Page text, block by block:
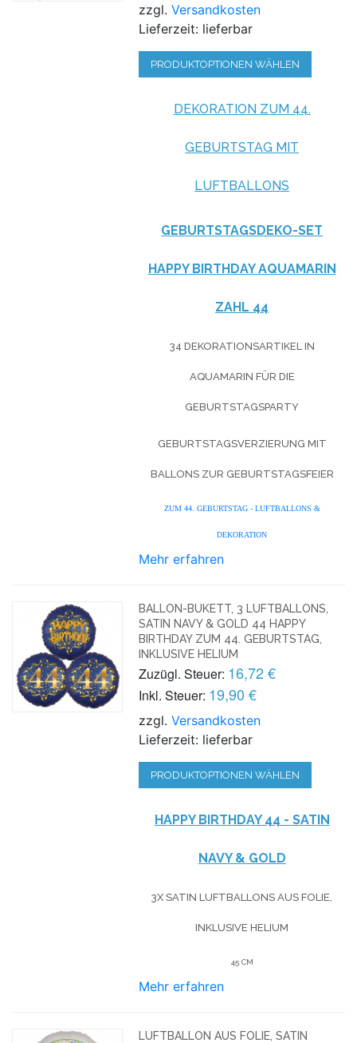
zzgl.Versandkosten
Lieferzeit: lieferbar
PRODUKTOPTIONEN WÄHLEN
DEKORATION ZUM 44.
GEBURTSTAG MIT
LUFTBALLONS
GEBURTSTAGSDEKO-SET
HAPPY BIRTHDAY AQUAMARIN
ZAHL 44
34 DEKORATIONSARTIKEL IN
AQUAMARIN FÜR DIE
GEBURTSTAGSPARTY
GEBURTSTAGSVERZIERUNG MIT
BALLONS ZUR GEBURTSTAGSFEIER
ZUM 44. GEBURTSTAG - LUFTBALLONS &
DEKORATION
Mehr erfahren
BALLON-BUKETT, 3 LUFTBALLONS,
SATIN NAVY & GOLD 44 HAPPY
BIRTHDAY ZUM 44. GEBURTSTAG,
INKLUSIVE HELIUM
Zuzügl. Steuer: 16,72 €
Inkl. Steuer: 19,90 €
zzgl.Versandkosten
Lieferzeit: lieferbar
PRODUKTOPTIONEN WÄHLEN
HAPPY BIRTHDAY 44 - SATIN
NAVY & GOLD
3X SATIN LUFTBALLONS AUS FOLIE,
INKLUSIVE HELIUM
45 CM
Mehr erfahren
LUFTBALLON AUS FOLIE, SATIN